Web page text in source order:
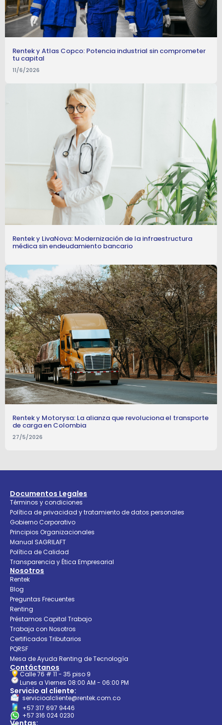
Rentek y Atlas Copco: Potencia industrial sin comprometer
tu capital
11/6/2026
Rentek y LivaNova: Modernización de la infraestructura
médica sin endeudamiento bancario
Rentek y Motorysa: La alianza que revoluciona el transporte
de carga en Colombia
27/5/2026
Documentos Legales
Términos y condiciones
Política de privacidad y tratamiento de datos personales
Gobierno Corporativo
Principios Organizacionales
Manual SAGRILAFT
Política de Calidad
Transparencia y Ética Empresarial
Nosotros
Rentek
Blog
Preguntas Frecuentes
Renting
Préstamos Capital Trabajo
Trabaja con Nosotros
Certificados Tributarios
PQRSF
Mesa de Ayuda Renting de Tecnología
Contáctanos
Calle 76 # 11 - 35 piso 9
Lunes a Viernes 08:00 AM - 06:00 PM
Servicio al cliente:
servicioalcliente@rentek.com.co
+57 317 697 9446
+57 316 024 0230